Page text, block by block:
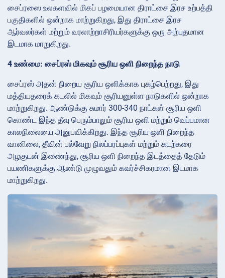
சைப்ரஸை உலகளவில் மிகப் பழமையான திராட்சை இரச உற்பத்தி
பகுதிகளில் ஒன்றாக மாற்றுகிறது, இது திராட்சை இரச
ஆர்வலர்கள் மற்றும் வரலாற்றாசிரியர்களுக்கு ஒரு அற்புதமான
இடமாக மாறுகிறது.
4 உண்மை: சைப்ரஸ் மிகவும் சூரிய ஒளி நிறைந்த நாடு
சைப்ரஸ் அதன் நிறைய சூரிய ஒளிக்காக புகழ்பெற்றது, இது
மத்தியதரைக் கடலில் மிகவும் சூரியனுள்ள நாடுகளில் ஒன்றாக
மாற்றுகிறது. ஆண்டுக்கு சுமார் 300-340 நாட்கள் சூரிய ஒளி
கொண்ட இந்த தீவு பெரும்பாலும் சூரிய ஒளி மற்றும் வெப்பமான
காலநிலையை அனுபவிக்கிறது. இந்த சூரிய ஒளி நிறைந்த
வானிலை, தீவின் பல்வேறு நிலப்பரப்புகள் மற்றும் கடற்கரை
அழகுடன் இணைந்து, சூரிய ஒளி நிறைந்த இடத்தைத் தேடும்
பயணிகளுக்கு ஆண்டு முழுவதும் கவர்ச்சிகரமான இடமாக
மாற்றுகிறது.